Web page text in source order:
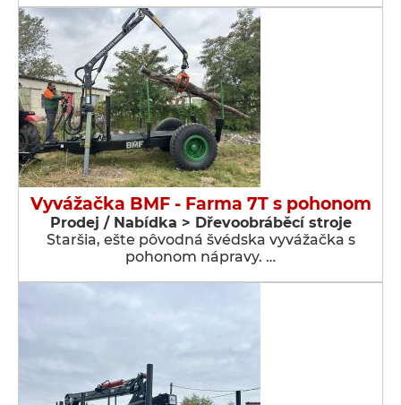
Vyvážačka BMF - Farma 7T s pohonom
Prodej / Nabídka > Dřevoobráběcí stroje
Staršia, ešte pôvodná švédska vyvážačka s
pohonom nápravy. …